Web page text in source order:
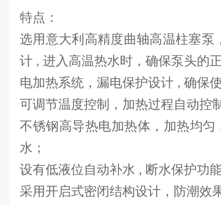
特点：
选用意大利高精度曲轴高温柱塞泵
计 , 进入高温热水时，确保泵头的
电加热系统，漏电保护设计 , 确保
可调节温度控制，加热过程自动控
不锈钢高导热电加热体，加热均
水；
设有低液位自动补水 , 断水保护功
采用开启式密闭结构设计，防潮效